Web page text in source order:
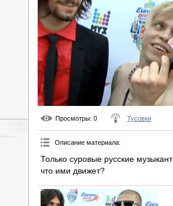
Просмотры: 0 Тусовки
Описание материала:
Только суровые русские
что ими движет?